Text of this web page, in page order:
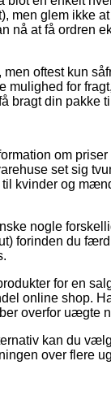
men glem ikke
nå at få ordren
oftest kun
for
bragt din pakke
om
set sig
kvinder og
nogle
forinden du
for en
online shop.
overfor uægte
kan du
over flere